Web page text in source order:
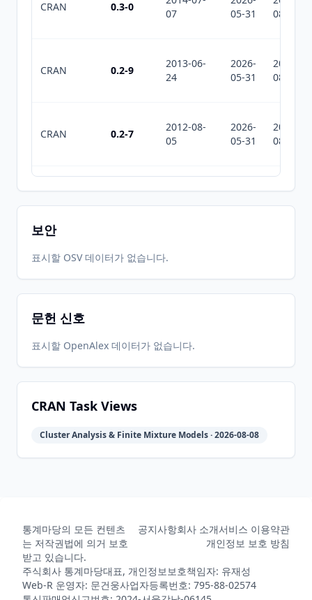
CRAN 0.3-0
07
05-31
08-08
CRAN 0.2-9
2013-06-
24
2026-
05-31
2026-
08-08
CRAN 0.2-7
2012-08-
05
2026-
05-31
2026-
08-08
2012-02-
27
2026-
05-31
2026-
08-08
CRAN 1.0-0
보안
표시할 OSV 데이터가 없습니다.
문헌 신호
표시할 OpenAlex 데이터가 없습니다.
CRAN Task Views
Cluster Analysis & Finite Mixture Models · 2026-08-08
통계마당의 모든 컨텐츠
는 저작권법에 의거 보호
받고 있습니다.
공지사항회사 소개서비스 이용약관
개인정보 보호 방침
주식회사 통계마당대표, 개인정보보호책임자: 유재성
Web-R 운영자: 문건웅사업자등록번호: 795-88-02574